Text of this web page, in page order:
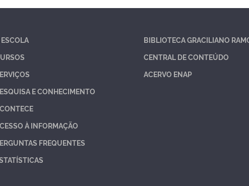
E CONHECIMENTO
À INFORMAÇÃO
FREQUENTES
BIBLIOTECA GRACILIANO
CENTRAL DE CONTEÚDO
ACERVO ENAP